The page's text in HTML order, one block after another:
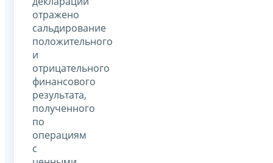
отражено
сальдирование
положительного
и
отрицательного
финансового
результата,
полученного
по
операциям
с